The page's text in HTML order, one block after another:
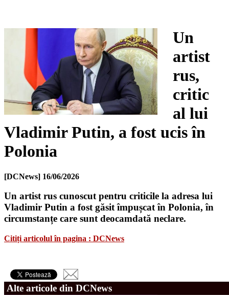
Un
artist
rus,
critic
al lui
Vladimir Putin, a fost ucis în
Polonia
[DCNews] 16/06/2026
Un artist rus cunoscut pentru criticile la adresa lui
Vladimir Putin a fost găsit împușcat în Polonia, în
circumstanțe care sunt deocamdată neclare.
Citiți articolul în pagina : DCNews
Alte articole din DCNews